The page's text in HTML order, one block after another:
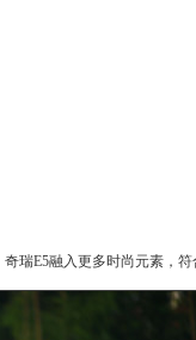
奇瑞E5融入更多时尚元素，符